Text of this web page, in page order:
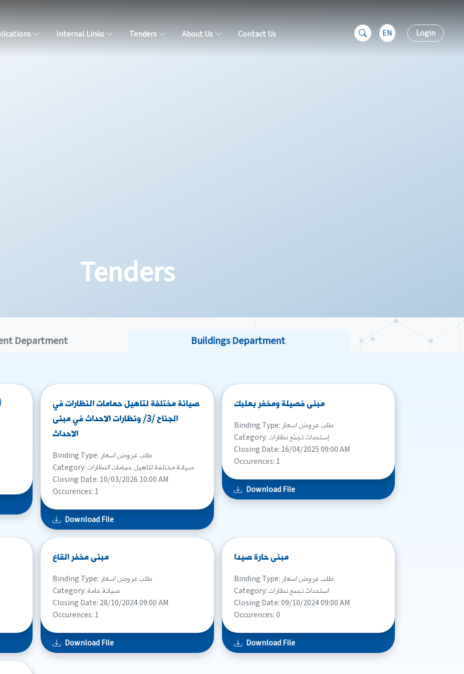
Internal Links Tenders About Us Contact Us EN Login
Tenders
Department Buildings Department
صيانة مختلفة لتاهيل حمامات النظارات في
الجناح /3/ ونظارات الاحداث في مبنى
الاحداث
Binding Type: طلب عروض اسعار
Category: صيانة مختلفة لتاهيل حمامات النظارات
Closing Date: 10/03/2026 10:00 AM
Occurences: 1
Download File
مبنى فصيلة ومخفر بعلبك
Binding Type: طلب عروض اسعار
Category: إستحداث تجمّع نظارات
Closing Date: 16/04/2025 09:00 AM
Occurences: 1
Download File
مبنى مخفر القاع
Binding Type: طلب عروض اسعار
Category: صيانة عامة
Closing Date: 28/10/2024 09:00 AM
Occurences: 1
Download File
مبنى حارة صيدا
Binding Type: طلب عروض اسعار
Category: استحداث تجمع نظارات
Closing Date: 09/10/2024 09:00 AM
Occurences: 0
Download File